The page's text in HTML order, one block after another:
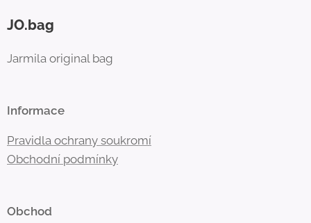
JO.bag
Jarmila original bag
Informace
Pravidla ochrany soukromí
Obchodní podmínky
Obchod